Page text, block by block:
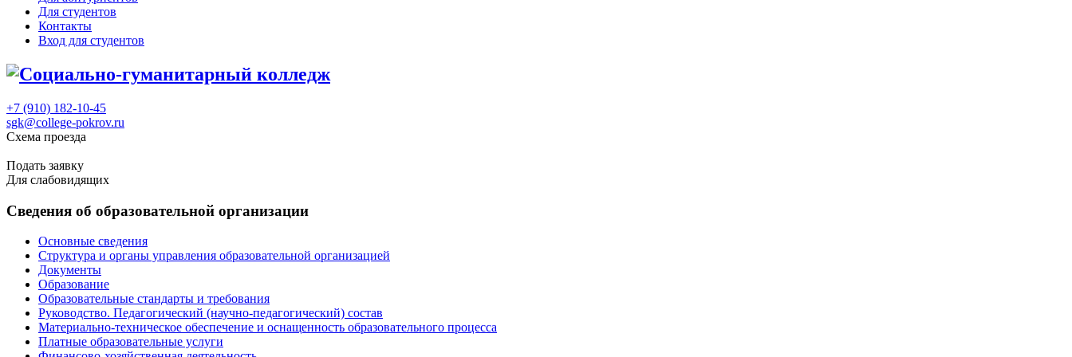
Для студентов
Контакты
Вход для студентов
+7 (910) 182-10-45
sgk@college-pokrov.ru
Схема проезда
Подать заявку
Для слабовидящих
Сведения об образовательной организации
Основные сведения
Структура и органы управления образовательной организацией
Документы
Образование
Образовательные стандарты и требования
Руководство. Педагогический (научно-педагогический) состав
Материально-техническое обеспечение и оснащенность образовательного процесса
Платные образовательные услуги